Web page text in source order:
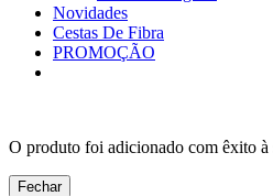
Novidades
Cestas De Fibra
PROMOÇÃO
O produto foi adicionado com êxito à
Fechar